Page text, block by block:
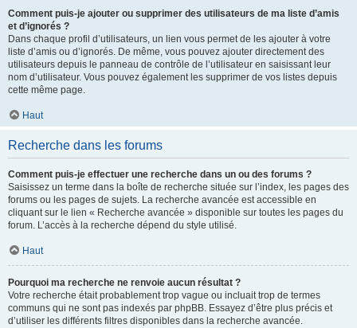
Comment puis-je ajouter ou supprimer des utilisateurs de ma liste d’amis
et d’ignorés ?
Dans chaque profil d’utilisateurs, un lien vous permet de les ajouter à votre
liste d’amis ou d’ignorés. De même, vous pouvez ajouter directement des
utilisateurs depuis le panneau de contrôle de l’utilisateur en saisissant leur
nom d’utilisateur. Vous pouvez également les supprimer de vos listes depuis
cette même page.
Haut
Recherche dans les forums
Comment puis-je effectuer une recherche dans un ou des forums ?
Saisissez un terme dans la boîte de recherche située sur l’index, les pages des
forums ou les pages de sujets. La recherche avancée est accessible en
cliquant sur le lien « Recherche avancée » disponible sur toutes les pages du
forum. L’accès à la recherche dépend du style utilisé.
Haut
Pourquoi ma recherche ne renvoie aucun résultat ?
Votre recherche était probablement trop vague ou incluait trop de termes
communs qui ne sont pas indexés par phpBB. Essayez d’être plus précis et
d’utiliser les différents filtres disponibles dans la recherche avancée.